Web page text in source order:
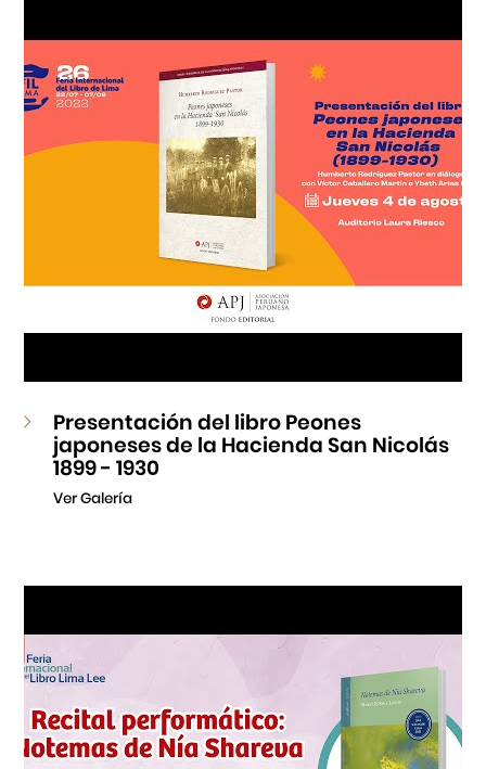
Presentación del libro Peones
japoneses de la Hacienda San Nicolás
1899 - 1930
Ver Galería